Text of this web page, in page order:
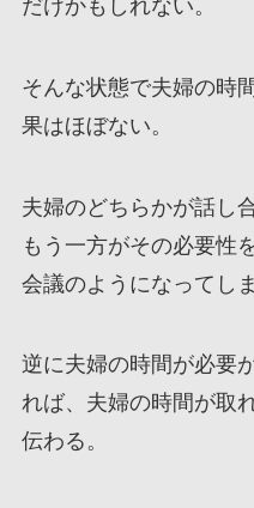
だけかもしれない。
そんな状態で夫婦の時
果はほぼない。
夫婦のどちらかが話し
もう一方がその必要性
会議のようになってしま
逆に夫婦の時間が必要
れば、夫婦の時間が取
伝わる。